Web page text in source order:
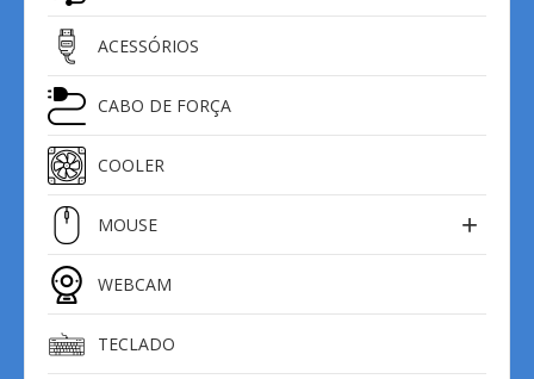
ACESSÓRIOS
CABO DE FORÇA
COOLER
MOUSE
WEBCAM
TECLADO